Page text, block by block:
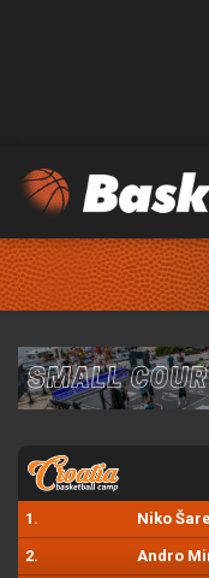
1. Niko Šare
2. Andro